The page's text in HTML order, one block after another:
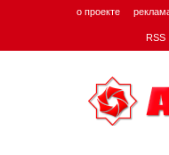
о проекте
RSS